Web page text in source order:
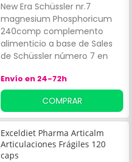
New Era Schüssler nr.7
magnesium Phosphoricum
240comp complemento
alimenticio a base de Sales
de Schüssler número 7 en
el sistema muscular en caso
de calambres, tensión y
diarrea. ¿Qué nos aporta New
Era Schüssler nr.7
magnesium Phosphoricum
240comp?
Envío en 24-72h
COMPRAR
Exceldiet Pharma Articalm
Articulaciones Frágiles 120
caps